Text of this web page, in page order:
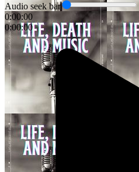
Audio seek bar
0:00:00
0:00:00